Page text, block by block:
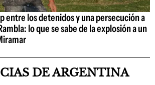
entre los detenidos y una persecución a
lo que se sabe de la explosión a un
DE ARGENTINA